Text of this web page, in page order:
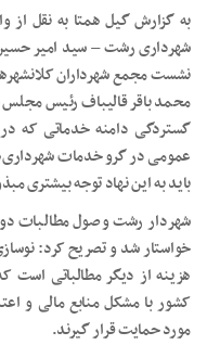
به گزارش گیل همتا به نقل از
شهرداری رشت – سید امیر
محمد باقر قالیباف رئیس مجلس
گستردگی دامنه خدماتی که
عمومی در گرو خدمات
باید به این نهاد توجه بیشتری
شهردار رشت وصول مطالبات
خواستار شد و تصریح کرد:
هزینه از دیگر مطالباتی است
کشور با مشکل منابع مالی و
مورد حمایت قرار گیرند.